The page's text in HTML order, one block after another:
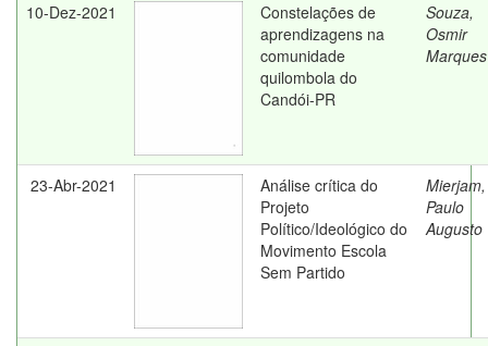
10-Dez-2021
Constelações de
aprendizagens na
comunidade
quilombola do
Candói-PR
Souza,
Osmir
Marques
23-Abr-2021
Análise crítica do
Projeto
Político/Ideológico do
Movimento Escola
Sem Partido
Mierjam,
Paulo
Augusto